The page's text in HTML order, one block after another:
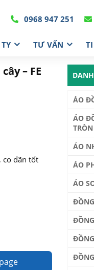
0968 947 251
TƯ VẤN
– FE
co dãn tốt
ÁO
ÁO
TRÒN
ÁO
ÁO
ÁO